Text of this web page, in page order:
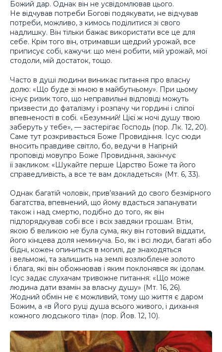
Божий дар. Однак він не усвідомлював цього.
Не відчував потреби Богові подякувати, не відчував
потреби, можливо, з кимось поділитися зі свого
надлишку. Він тільки бажає використати все це для
себе. Крім того він, отримавши щедрий урожай, все
приписує собі, кажучи: що мені робити, мій урожай, мої
стодоли, мій достаток, тощо.
Часто в душі людини виникає питання про власну
долю: «Що буде зі мною в майбутньому». При цьому
існує ризик того, що неправильні відповіді можуть
призвести до фаталізму і розпачу чи гордині і сліпої
впевненості в собі. «Безумний! Цієї ж ночі душу твою
заберуть у тебе», — застерігає Господь (пор. Лк. 12, 20).
Саме тут розкривається Боже Провидіння. Ісус сюди
вносить правдиве світло, бо, ведучи в Нагірній
проповіді мовупро Боже Провидіння, закінчує
її закликом: «Шукайте перше Царство Боже та його
справедливість, а все те вам докладеться» (Мт. 6, 33).
Однак багатій чоловік, прив’язаний до свого безмірного
багатства, впевнений, що йому вдасться запанувати
також і над смертю, подібно до того, як він
підпорядкував собі все і всіх завдяки грошам. Втім,
якою б великою не була сума, яку він готовий віддати,
його кінцева доля неминуча. Бо, як і всі люди, багаті або
бідні, кожен опиниться в могилі, де знаходяться
і вельможі, та залишить на землі возлюблене золото
і блага, які він обожнював і яким поклонявся як ідолам.
Ісус задає слухачам тривожне питання: «Що може
людина дати взамін за власну душу» (Мт. 16, 26).
Жодний обмін не є можливий, тому що життя є даром
Божим, а «в Його руці душа всього живого, і дихання
кожного людського тіла» (пор. Йов. 12, 10).